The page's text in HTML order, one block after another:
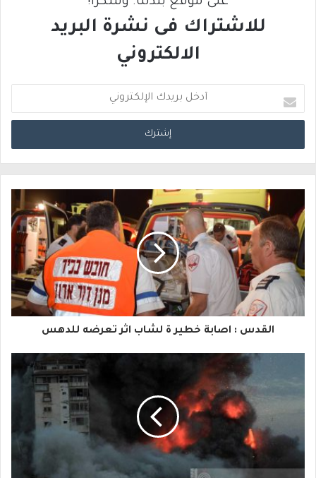
للاشتراك فى نشرة البريد
الالكتروني
د
خ
ر
ي
د
ك
ا
ر
القدس : اصابة خطير ة لشاب اثر تعرضه للدهس